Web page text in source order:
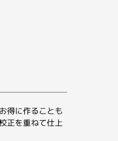
得に作ることも
正を重ねて仕上